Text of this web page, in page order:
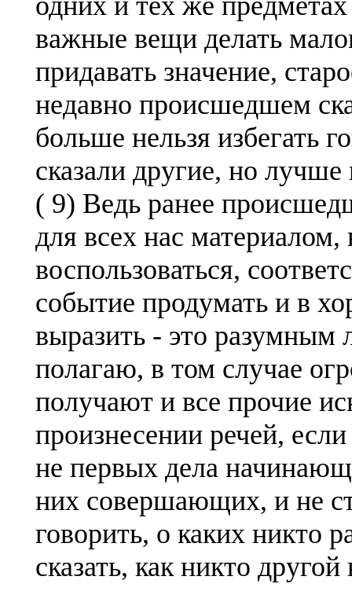
важные вещи делать
придавать значение,
недавно происшедшем
больше нельзя избегать
сказали другие, но лучше
( 9) Ведь ранее
для всех нас
воспользоваться,
событие продумать и в
выразить - это
полагаю, в том случае
получают и все прочие
произнесении речей,
не первых дела
них совершающих, и не
говорить, о каких никто
сказать, как никто